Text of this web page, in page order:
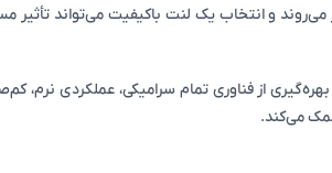
و انتخاب یک لنت باکیفیت می‌تواند تأثیر
از فناوری تمام سرامیکی، عملکردی نرم،
می‌کند.